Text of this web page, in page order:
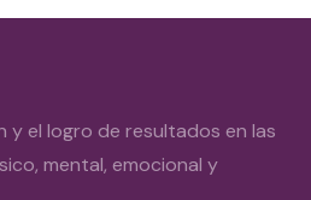
y el logro de resultados en las
mental, emocional y